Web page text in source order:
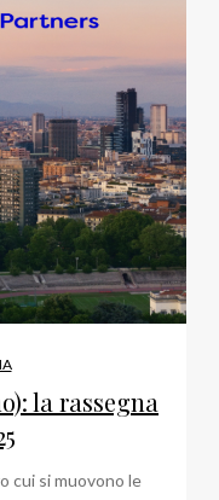
la rassegna
cui si muovono le